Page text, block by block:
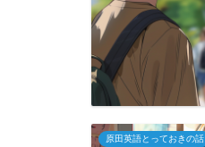
原田英語とっておきの話